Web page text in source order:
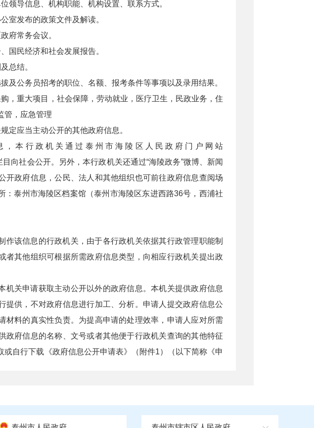
领导信息、机构职能、机构设置、联系方式。
室发布的政策文件及解读。
府常务会议。
国民经济和社会发展报告。
总结。
及公务员招考的职位、名额、报考条件等事项以及录用结果。
，重大项目，社会保障，劳动就业，医疗卫生，民政业务，住
管，应急管理
定应当主动公开的其他政府信息。
，本行政机关通过泰州市海陵区人民政府门户网站
目向社会公开。另外，本行政机关还通过“海陵政务”微博、新闻
开政府信息，公民、法人和其他组织也可前往政府信息查阅场
：泰州市海陵区档案馆（泰州市海陵区东进西路36号，西浦社
作该信息的行政机关，由于各行政机关依据其行政管理职能制
者其他组织可根据所需政府信息类型，向相应行政机关提出政
机关申请获取主动公开以外的政府信息。本机关提供政府信息
提供，不对政府信息进行加工、分析。申请人提交政府信息公
材料的真实性负责。为提高申请的处理效率，申请人应对所需
政府信息的名称、文号或者其他便于行政机关查询的其他特征
自行下载《政府信息公开申请表》（附件1）（以下简称《申
海陵区人民政府办公室，当面提交政府信息公开申请。本机关